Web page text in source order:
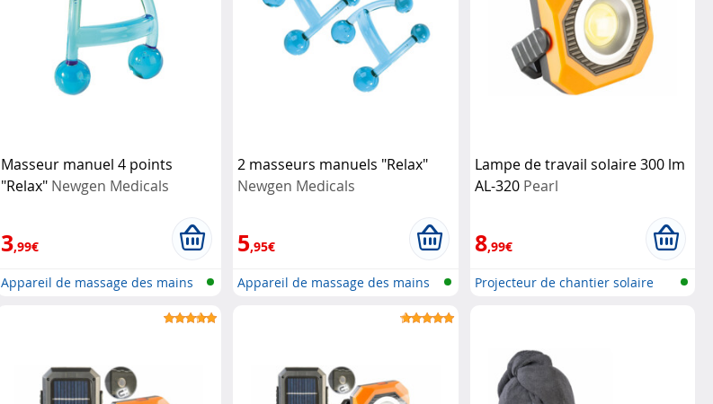
Masseur manuel 4 points
"Relax" Newgen Medicals
3,99€
Appareil de massage des mains
2 masseurs manuels "Relax"
Newgen Medicals
5,95€
Appareil de massage des mains
Lampe de travail solaire 300 lm
AL-320 Pearl
8,99€
Projecteur de chantier solaire